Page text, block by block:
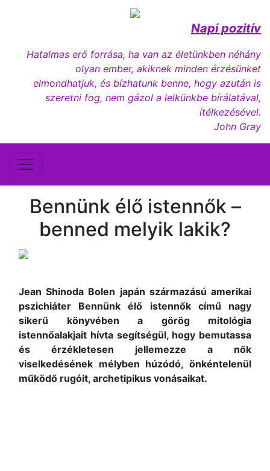
Napi pozitív
Hatalmas erő forrása, ha van az életünkben néhány
olyan ember, akiknek minden érzésünket
elmondhatjuk, és bízhatunk benne, hogy azután is
szeretni fog, nem gázol a lelkünkbe bírálatával,
ítélkezésével.
John Gray
Bennünk élő istennők –
benned melyik lakik?
Jean Shinoda Bolen japán származású amerikai
pszichiáter Bennünk élő istennők című nagy
sikerű könyvében a görög mitológia
istennőalakjait hívta segítségül, hogy bemutassa
és érzékletesen jellemezze a nők
viselkedésének mélyben húzódó, önkéntelenül
működő rugóit, archetipikus vonásaikat.